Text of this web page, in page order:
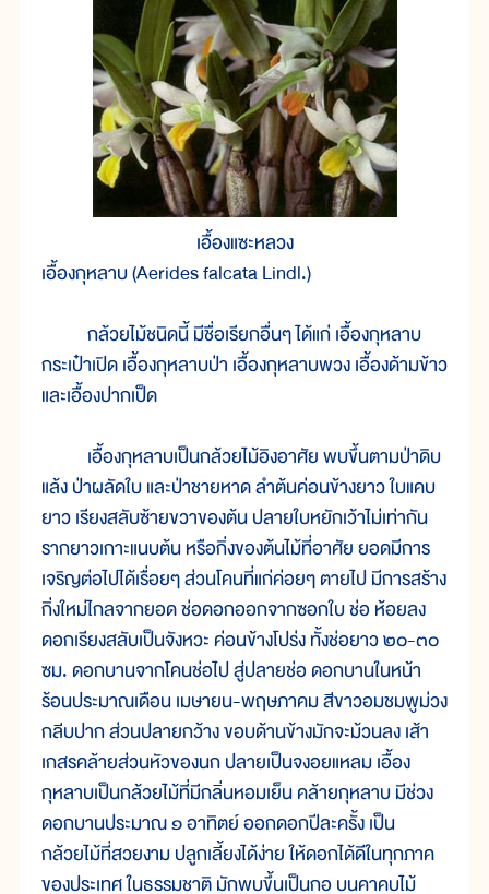
เอื้องแซะหลวง
เอื้องกุหลาบ (Aerides falcata Lindl.)
กล้วยไม้ชนิดนี้ มีชื่อเรียกอื่นๆ ได้แก่ เอื้องกุหลาบ
กระเป๋าเปิด เอื้องกุหลาบป่า เอื้องกุหลาบพวง เอื้องด้ามข้าว
และเอื้องปากเป็ด
เอื้องกุหลาบเป็นกล้วยไม้อิงอาศัย พบขึ้นตามป่าดิบ
แล้ง ป่าผลัดใบ และป่าชายหาด ลำต้นค่อนข้างยาว ใบแคบ
ยาว เรียงสลับซ้ายขวาของต้น ปลายใบหยักเว้าไม่เท่ากัน
รากยาวเกาะแนบต้น หรือกิ่งของต้นไม้ที่อาศัย ยอดมีการ
เจริญต่อไปได้เรื่อยๆ ส่วนโคนที่แก่ค่อยๆ ตายไป มีการสร้าง
กิ่งใหม่ไกลจากยอด ช่อดอกออกจากซอกใบ ช่อ ห้อยลง
ดอกเรียงสลับเป็นจังหวะ ค่อนข้างโปร่ง ทั้งช่อยาว ๒๐-๓๐
ซม. ดอกบานจากโคนช่อไป สู่ปลายช่อ ดอกบานในหน้า
ร้อนประมาณเดือน เมษายน-พฤษภาคม สีขาวอมชมพูม่วง
กลีบปาก ส่วนปลายกว้าง ขอบด้านข้างมักจะม้วนลง เส้า
เกสรคล้ายส่วนหัวของนก ปลายเป็นจงอยแหลม เอื้อง
กุหลาบเป็นกล้วยไม้ที่มีกลิ่นหอมเย็น คล้ายกุหลาบ มีช่วง
ดอกบานประมาณ ๑ อาทิตย์ ออกดอกปีละครั้ง เป็น
กล้วยไม้ที่สวยงาม ปลูกเลี้ยงได้ง่าย ให้ดอกได้ดีในทุกภาค
ของประเทศ ในธรรมชาติ มักพบขึ้นเป็นกอ บนคาคบไม้